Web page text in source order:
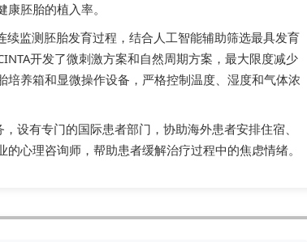
胚胎的植入率。
监测胚胎发育过程，结合人工智能辅助筛选最具发育
开发了微刺激方案和自然周期方案，最大限度减少
养箱和显微操作设备，严格控制温度、湿度和气体浓
设有专门的国际患者部门，协助海外患者安排住宿、
心理咨询师，帮助患者缓解治疗过程中的焦虑情绪。